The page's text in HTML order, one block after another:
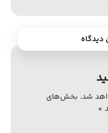
دیدگاه
شد. بخش‌های
*